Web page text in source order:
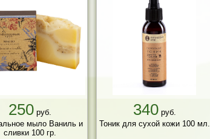
250руб.
мыло Ваниль и
сливки 100 гр.
340руб.
Тоник для сухой кожи 100 мл.